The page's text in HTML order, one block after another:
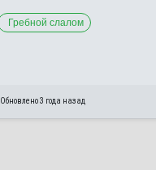
Гребной слалом
Обновлено 3 года назад